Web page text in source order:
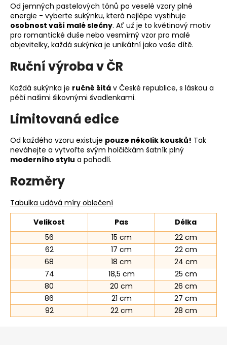
Od jemných pastelových tónů po veselé vzory plné
energie - vyberte sukýnku, která nejlépe vystihuje
osobnost vaší malé slečny. Ať už je to květinový motiv
pro romantické duše nebo vesmírný vzor pro malé
objevitelky, každá sukýnka je unikátní jako vaše dítě.
Ruční výroba v ČR
Každá sukýnka je ručně šitá v České republice, s láskou a
péčí našimi šikovnými švadlenkami.
Limitovaná edice
Od každého vzoru existuje pouze několik kousků! Tak
neváhejte a vytvořte svým holčičkám šatník plný
moderního stylu a pohodlí.
Rozměry
Tabulka udává míry oblečení
Velikost
Pas
Délka
56
15 cm
22 cm
62
17 cm
22 cm
68
18 cm
24 cm
74
18,5 cm
25 cm
80
20 cm
26 cm
86
21 cm
27 cm
92
22 cm 28 cm